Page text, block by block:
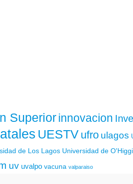
Superiorinnovacion
UESTV ufro ulagos
de Los Lagos Universidad de
uv uvalpo vacuna valparaiso